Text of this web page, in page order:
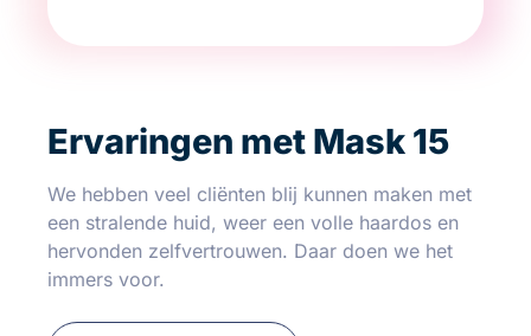
Ervaringen met Mask 15
We hebben veel cliënten blij kunnen maken met
een stralende huid, weer een volle haardos en
hervonden zelfvertrouwen. Daar doen we het
immers voor.